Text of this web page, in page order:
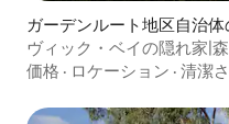
ガーデンルート地区自治
ヴィック・ベイの隠れ家|
価格 · ロケーション · 清潔さ